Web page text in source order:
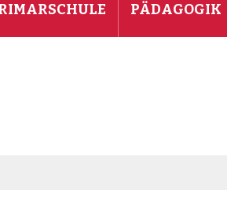
PÄDAGOGIK